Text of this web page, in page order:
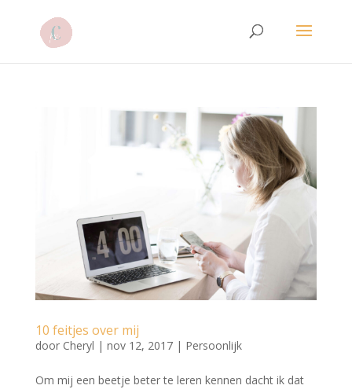
10 feitjes over mij
door Cheryl | nov 12, 2017| Persoonlijk
Om mij een beetje beter te leren kennen dacht ik dat